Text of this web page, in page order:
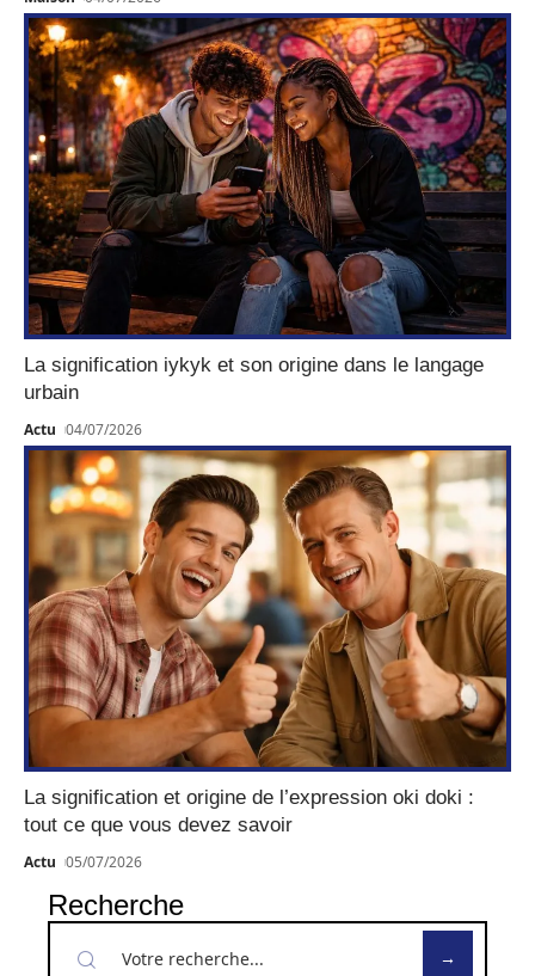
La signification iykyk et son origine dans le langage
urbain
Actu 04/07/2026
La signification et origine de l’expression oki doki :
tout ce que vous devez savoir
Actu 05/07/2026
Recherche